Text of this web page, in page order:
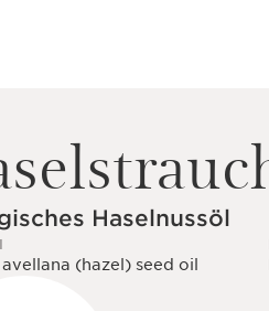
Haselnussöl
(hazel) seed oil